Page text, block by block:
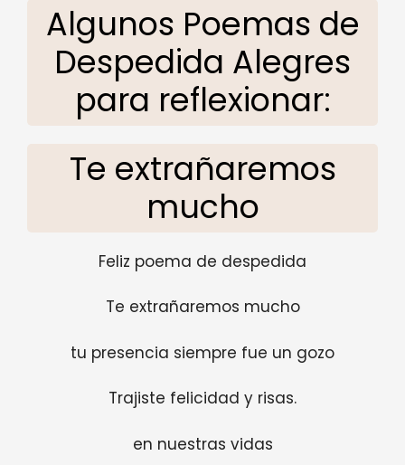
Algunos Poemas de
Despedida Alegres
para reflexionar:
Te extrañaremos
mucho
Feliz poema de despedida
Te extrañaremos mucho
tu presencia siempre fue un gozo
Trajiste felicidad y risas.
en nuestras vidas